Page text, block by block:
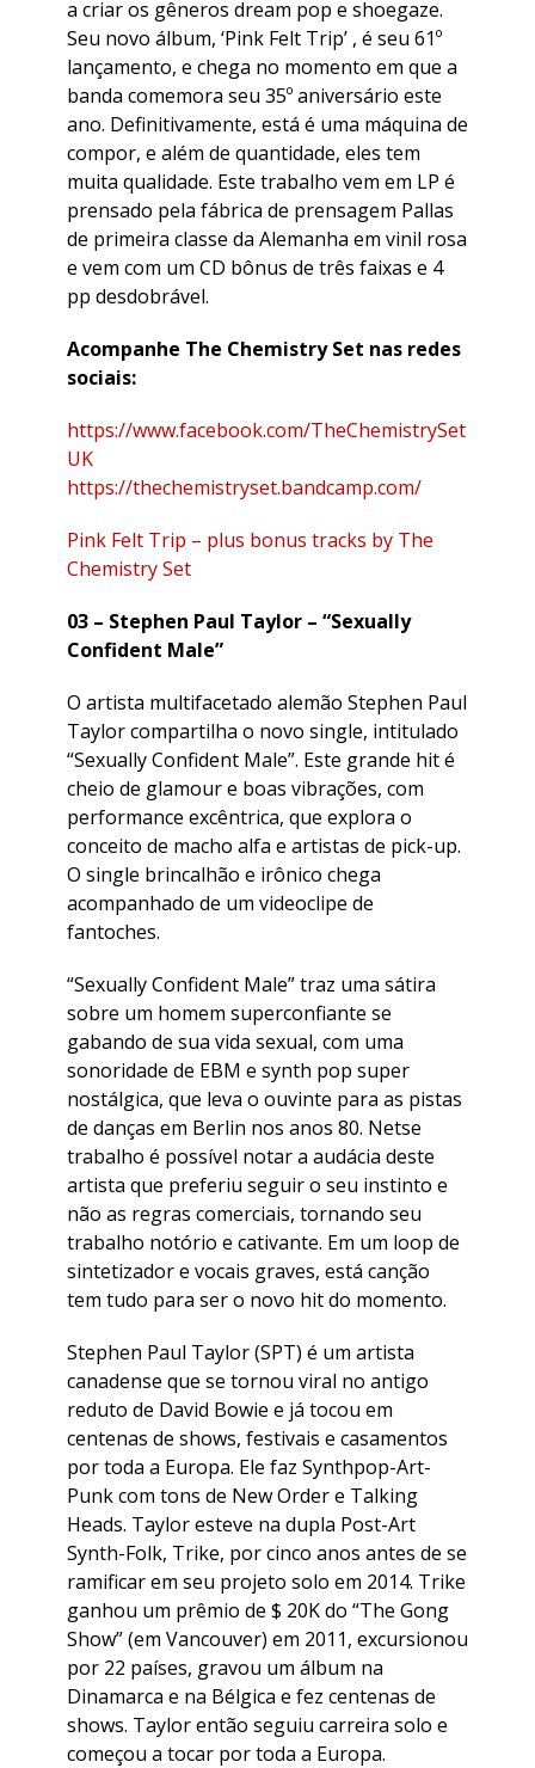
a criar os gêneros dream pop e shoegaze.
Seu novo álbum, ‘Pink Felt Trip’ , é seu 61º
lançamento, e chega no momento em que a
banda comemora seu 35º aniversário este
ano. Definitivamente, está é uma máquina de
compor, e além de quantidade, eles tem
muita qualidade. Este trabalho vem em LP é
prensado pela fábrica de prensagem Pallas
de primeira classe da Alemanha em vinil rosa
e vem com um CD bônus de três faixas e 4
pp desdobrável.
Acompanhe The Chemistry Set nas redes
sociais:
https://www.facebook.com/TheChemistrySet
UK
https://thechemistryset.bandcamp.com/
Pink Felt Trip – plus bonus tracks by The
Chemistry Set
03 – Stephen Paul Taylor – “Sexually
Confident Male”
O artista multifacetado alemão Stephen Paul
Taylor compartilha o novo single, intitulado
“Sexually Confident Male”. Este grande hit é
cheio de glamour e boas vibrações, com
performance excêntrica, que explora o
conceito de macho alfa e artistas de pick-up.
O single brincalhão e irônico chega
acompanhado de um videoclipe de
fantoches.
“Sexually Confident Male” traz uma sátira
sobre um homem superconfiante se
gabando de sua vida sexual, com uma
sonoridade de EBM e synth pop super
nostálgica, que leva o ouvinte para as pistas
de danças em Berlin nos anos 80. Netse
trabalho é possível notar a audácia deste
artista que preferiu seguir o seu instinto e
não as regras comerciais, tornando seu
trabalho notório e cativante. Em um loop de
sintetizador e vocais graves, está canção
tem tudo para ser o novo hit do momento.
Stephen Paul Taylor (SPT) é um artista
canadense que se tornou viral no antigo
reduto de David Bowie e já tocou em
centenas de shows, festivais e casamentos
por toda a Europa. Ele faz Synthpop-Art-
Punk com tons de New Order e Talking
Heads. Taylor esteve na dupla Post-Art
Synth-Folk, Trike, por cinco anos antes de se
ramificar em seu projeto solo em 2014. Trike
ganhou um prêmio de $ 20K do “The Gong
Show” (em Vancouver) em 2011, excursionou
por 22 países, gravou um álbum na
Dinamarca e na Bélgica e fez centenas de
shows. Taylor então seguiu carreira solo e
começou a tocar por toda a Europa.